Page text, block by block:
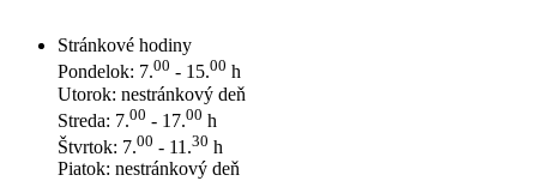
Stránkové hodiny
Pondelok: 7.00 - 15.00 h
Utorok: nestránkový deň
Streda: 7.00 - 17.00 h
Štvrtok: 7.00 - 11.30 h
Piatok: nestránkový deň